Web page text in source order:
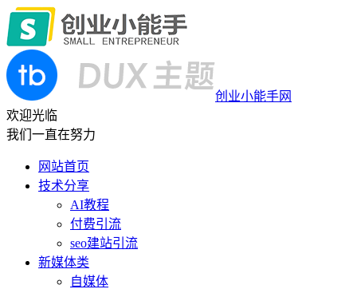
创业小能手网
欢迎光临
我们一直在努力
网站首页
技术分享
AI教程
付费引流
seo建站引流
新媒体类
自媒体